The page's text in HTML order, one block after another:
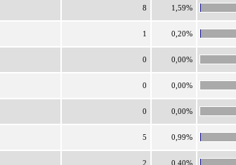
8 1,59%
1 0,20%
0 0,00%
0 0,00%
0 0,00%
5 0,99%
2 0,40%